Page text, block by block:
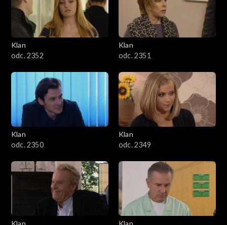
Klan
odc. 2352
Klan
odc. 2351
Klan
odc. 2350
Klan
odc. 2349